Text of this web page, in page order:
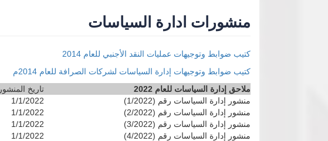
منشورات ادارة السياسات
كتيب ضوابط وتوجيهات عمليات النقد الأجنبي للعام 2014
كتيب ضوابط وتوجيهات إدارة السياسات لشركات الصرافة للعام 2014م
ملاحق إدارة السياسات للعام 2022
تاريخ المنشور
منشور إدارة السياسات رقم (1/2022)
1/1/2022
منشور إدارة السياسات رقم (2/2022)
1/1/2022
منشور إدارة السياسات رقم (3/2022)
1/1/2022
منشور إدارة السياسات رقم (4/2022)
1/1/2022